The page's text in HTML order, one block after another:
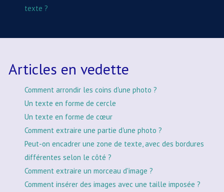
texte ?
Articles en vedette
Comment arrondir les coins d'une photo ?
Un texte en forme de cercle
Un texte en forme de cœur
Comment extraire une partie d'une photo ?
Peut-on encadrer une zone de texte, avec des bordures
différentes selon le côté ?
Comment extraire un morceau d'image ?
Comment insérer des images avec une taille imposée ?